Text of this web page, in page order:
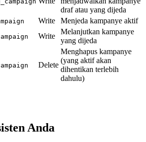
draf atau yang dijeda
Write Menjeda kampanye aktif
Write
Melanjutkan kampanye
yang dijeda
Delete
Menghapus kampanye
(yang aktif akan
dihentikan terlebih
dahulu)
Anda